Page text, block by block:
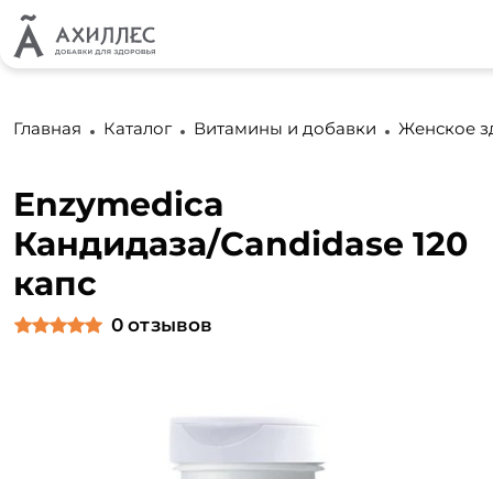
Главная Каталог Витамины и добавки Женское
Enzymedica
Кандидаза/Candidase 120
капс
0 отзывов